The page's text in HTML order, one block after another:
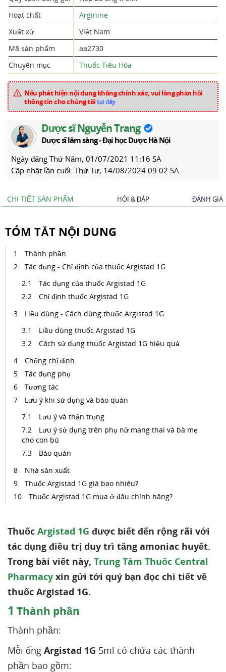
Hoạt chất
Arginine
Xuất xứ
Việt Nam
Mã sản phẩm
aa2730
Chuyên mục
Thuốc Tiêu Hóa
Nếu phát hiện nội dung không chính xác, vui lòng phản hồi
thông tin cho chúng tôitại đây
Dược sĩ Nguyễn Trang
Dược sĩ lâm sàng - Đại học Dược Hà Nội
Ngày đăng Thứ Năm, 01/07/2021 11:16 SA
Cập nhật lần cuối: Thứ Tư, 14/08/2024 09:02 SA
CHI TIẾT SẢN PHẨM HỎI & ĐÁP ĐÁNH GIÁ
TÓM TẮT NỘI DUNG
Thành phần
Tác dụng - Chỉ định của thuốc Argistad 1G
Tác dụng của thuốc Argistad 1G
Chỉ định thuốc Argistad 1G
Liều dùng - Cách dùng thuốc Argistad 1G
Liều dùng thuốc Argistad 1G
Cách sử dụng thuốc Argistad 1G hiệu quả
Chống chỉ định
Tác dụng phụ
Tương tác
Lưu ý khi sử dụng và bảo quản
Lưu ý và thận trọng
Lưu ý sử dụng trên phụ nữ mang thai và bà mẹ
cho con bú
Bảo quản
Nhà sản xuất
Thuốc Argistad 1G giá bao nhiêu?
Thuốc Argistad 1G mua ở đâu chính hãng?
Thuốc Argistad 1G được biết đến rộng rãi với
tác dụng điều trị duy trì tăng amoniac huyết.
Trong bài viết này, Trung Tâm Thuốc Central
Pharmacy xin gửi tới quý bạn đọc chi tiết về
thuốc Argistad 1G.
1 Thành phần
Thành phần:
Mỗi ống Argistad 1G 5ml có chứa các thành
phần bao gồm: